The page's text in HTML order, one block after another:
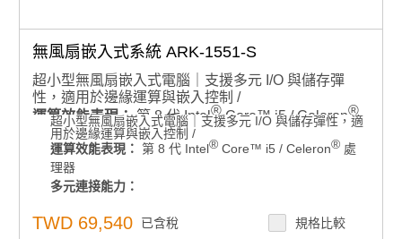
無風扇嵌入式系統 ARK-1551-S
超小型無風扇嵌入式電腦｜支援多元 I/O 與儲存彈
性，適用於邊緣運算與嵌入控制 /
運算效能表現：第 8 代 Intel®Core™ i5 / Celeron®
處理器
多元連接能力：
4 x USB 3.1 Gen2、2 x Intel GbE LAN、4 x RS-
232/422/485、8-bit GPIO
提供 1 x 全尺寸 mPCIe（含 SIM 卡座）與 1 x M.2
2230 E-key 擴展槽
超小型無風扇嵌入式電腦｜支援多元 I/O 與儲存彈性，適
用於邊緣運算與嵌入控制 /
運算效能表現：
第 8 代 Intel® Core™ i5 / Celeron® 處
理器
多元連接能力：
232/422/485、8-bit GPIO
TWD 69,540 已含稅 規格比較